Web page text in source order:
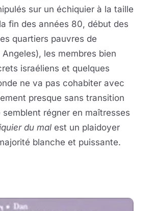
sur un échiquier à la taille
fin des années 80, début des
quartiers pauvres de
les membres bien
israéliens et quelques
ne va pas cohabiter avec
presque sans transition
régner en maîtresses
du mal est un plaidoyer
blanche et puissante.